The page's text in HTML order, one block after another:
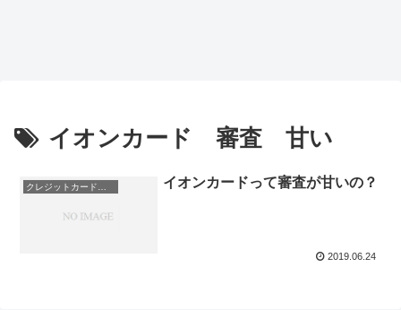
イオンカード 審査 甘い
イオンカードって審査が甘いの？
2019.06.24